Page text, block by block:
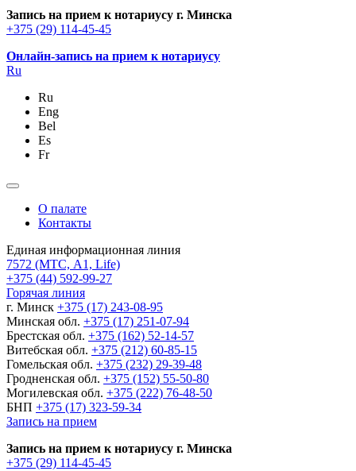
Запись на прием к нотариусу г. Минска
+375 (29) 114-45-45
Онлайн-запись на прием к нотариусу
Ru
Ru
Eng
Bel
Es
Fr
О палате
Контакты
Единая информационная линия
7572 (МТС, A1, Life)
+375 (44) 592-99-27
Горячая линия
г. Минск +375 (17) 243-08-95
Минская обл. +375 (17) 251-07-94
Брестская обл. +375 (162) 52-14-57
Витебская обл. +375 (212) 60-85-15
Гомельская обл. +375 (232) 29-39-48
Гродненская обл. +375 (152) 55-50-80
Могилевская обл. +375 (222) 76-48-50
БНП +375 (17) 323-59-34
Запись на прием
Запись на прием к нотариусу г. Минска
+375 (29) 114-45-45